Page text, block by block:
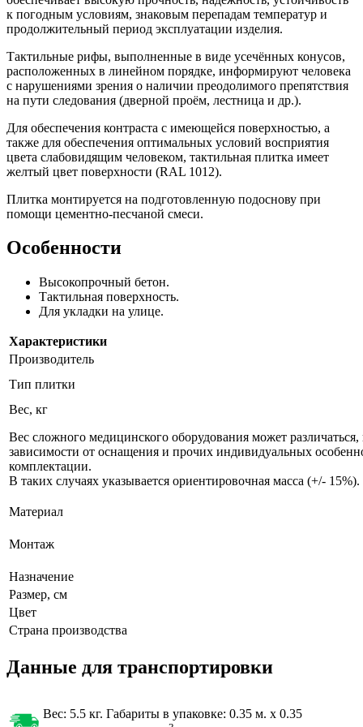
к погодным условиям, знаковым перепадам температур и
продолжительный период эксплуатации изделия.
Тактильные рифы, выполненные в виде усечённых конусов,
расположенных в линейном порядке, информируют человека
с нарушениями зрения о наличии преодолимого препятствия
на пути следования (дверной проём, лестница и др.).
Для обеспечения контраста с имеющейся поверхностью, а
также для обеспечения оптимальных условий восприятия
цвета слабовидящим человеком, тактильная плитка имеет
желтый цвет поверхности (RAL 1012).
Плитка монтируется на подготовленную подоснову при
помощи цементно-песчаной смеси.
Особенности
Высокопрочный бетон.
Тактильная поверхность.
Для укладки на улице.
Характеристики
Производитель
Тип плитки
Вес, кг
Вес сложного медицинского оборудования может различаться,
зависимости от оснащения и прочих индивидуальных
комплектации.
В таких случаях указывается ориентировочная масса (+/- 15%).
Материал
Монтаж
Назначение
Размер, см
Цвет
Страна производства
Данные для транспортировки
Вес: 5.5 кг. Габариты в упаковке: 0.35 м. x 0.35